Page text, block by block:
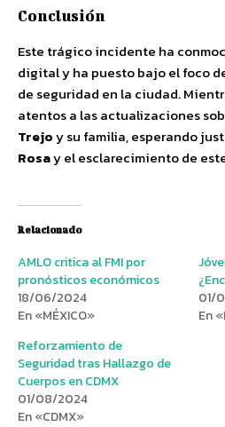
Conclusión
Este trágico incidente ha
digital y ha puesto bajo el foco
de seguridad en la ciudad.
atentos a las actualizaciones
Trejoy su familia, esperando
Rosay el esclarecimiento de
Relacionado
AMLO critica al FMI por
pronósticos económicos
18/06/2024
En «MÉXICO»
01/
En
Reforzamiento de
Seguridad tras Hallazgo de
Cuerpos en CDMX
01/08/2024
En «CDMX»